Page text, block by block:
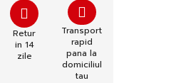
Retur
in 14
zile
Transport
rapid
pana la
domiciliul
tau